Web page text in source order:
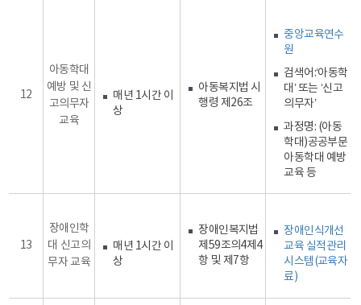
12
아동학대
예방 및 신
고의무자
교육
매년 1시간 이
상
아동복지법 시
행령 제26조
중앙교육연수
원
검색어:‘아동학
대’ 또는 ‘신고
의무자’
과정명: (아동
학대)공공부문
아동학대 예방
교육 등
13
장애인학
대 신고의
무자 교육
매년 1시간 이
상
장애인복지법
제59조의4제4
항 및 제7항
장애인식개선
교육 실적관리
시스템(교육자
료)